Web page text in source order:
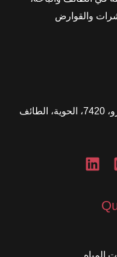
والقوارض
TASB4330، 4330 خارجه ابن عمرو، 7420، الحوية، الطائف